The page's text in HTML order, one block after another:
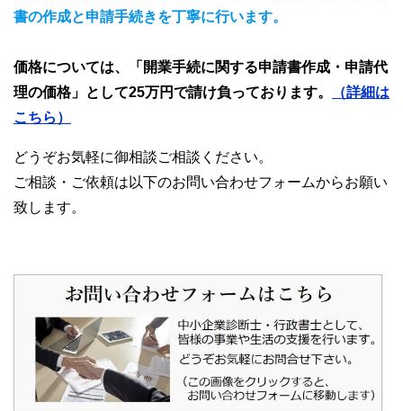
書の作成と申請手続きを丁寧に行います。
価格については、「開業手続に関する申請書作成・申請代
理の価格」として25万円で請け負っております。
（詳細は
こちら）
どうぞお気軽に御相談ご相談ください。
ご相談・ご依頼は以下のお問い合わせフォームからお願い
致します。